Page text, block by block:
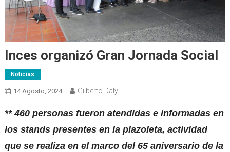
Inces organizó Gran Jornada Social
Noticias
14 Agosto, 2024 Gilberto Daly
** 460 personas fueron atendidas e informadas en
los stands presentes en la plazoleta, actividad
que se realiza en el marco del 65 aniversario de la